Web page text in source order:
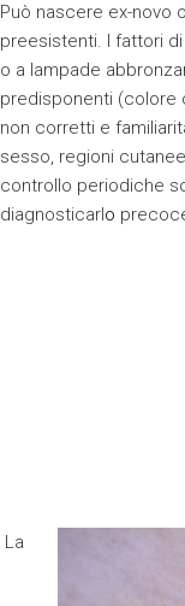
Può nascere ex-novo
preesistenti. I fattori
o a lampade
predisponenti (colore
non corretti e
sesso, regioni
controllo periodiche
diagnosticarlo
La